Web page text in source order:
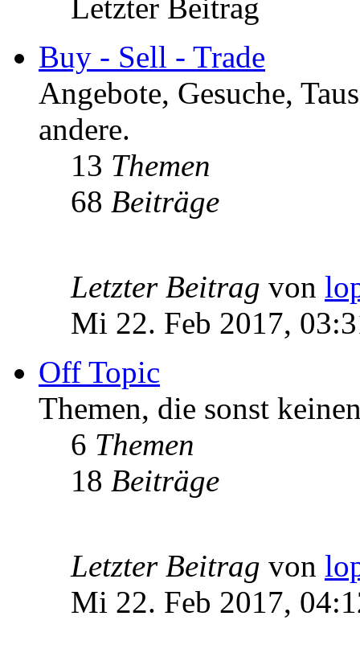
Letzter Beitrag
Buy - Sell - Trade
Angebote, Gesuche,
andere.
13 Themen
68 Beiträge
Letzter Beitrag von
Mi 22. Feb 2017,
Off Topic
Themen, die sonst
6 Themen
18 Beiträge
Letzter Beitrag von
Mi 22. Feb 2017,